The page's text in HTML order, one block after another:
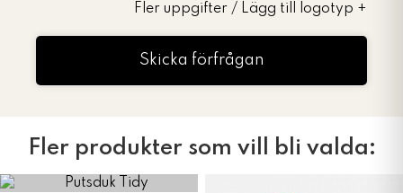
Fler uppgifter / Lägg till logotyp +
Skicka förfrågan
Fler produkter som vill bli valda: